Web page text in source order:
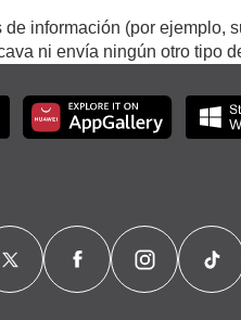
información (por ejemplo,
ni envía ningún otro tipo